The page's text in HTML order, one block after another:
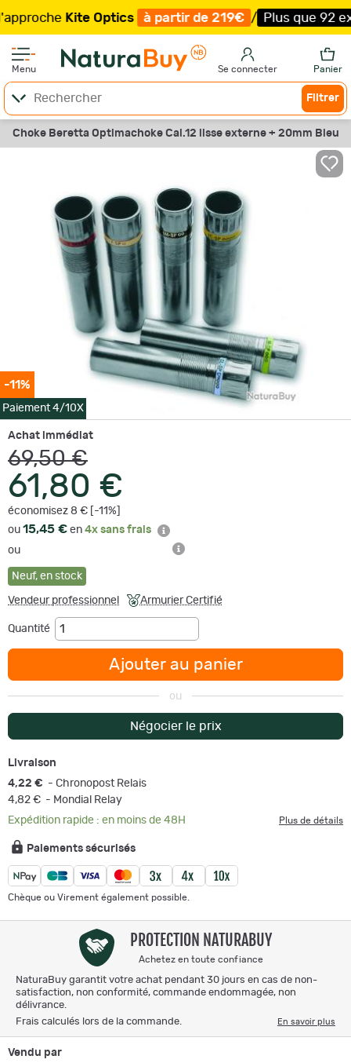
Kite Optics à partir de 219€ / Plus que 92
Menu Se connecter Panier
Filtrer
Choke Beretta Optimachoke Cal.12 lisse externe + 20mm Bleu
-11%
Paiement 4/10X
Achat immédiat
69,50 €
61,80 €
économisez 8 € [-11%]
ou 15,45 € en 4x sans frais
ou
Neuf, en stock
Vendeur professionnel Armurier Certifié
Quantité
Ajouter au panier
ou
Négocier le prix
Livraison
4,22 € - Chronopost Relais
4,82 € - Mondial Relay
Expédition rapide : en moins de 48H
Plus de détails
Paiements sécurisés
Chèque ou Virement également possible.
PROTECTION NATURABUY
Achetez en toute confiance
NaturaBuy garantit votre achat pendant 30 jours en cas de non-
satisfaction, non conformité, commande endommagée, non
délivrance.
Frais calculés lors de la commande.
En savoir plus
Vendu par